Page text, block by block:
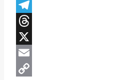
Facebook
Telegram
Threads
X
Email